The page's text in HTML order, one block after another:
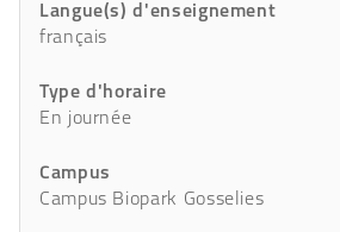
Langue(s) d'enseignement
français
Type d'horaire
En journée
Campus
Campus Biopark Gosselies